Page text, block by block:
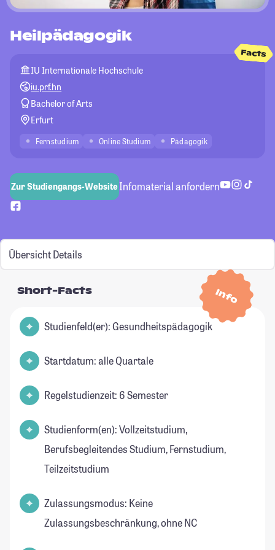
Heilpädagogik
Facts
IU Internationale Hochschule
iu.prf.hn
Bachelor of Arts
Erfurt
Fernstudium Online Studium Pädagogik
Zur Studiengangs-WebsiteInfomaterial anfordern
Übersicht Details
Info
Short-Facts
Studienfeld(er): Gesundheitspädagogik
Startdatum: alle Quartale
Regelstudienzeit: 6 Semester
Studienform(en): Vollzeitstudium,
Berufsbegleitendes Studium, Fernstudium,
Teilzeitstudium
Zulassungsmodus: Keine
Zulassungsbeschränkung, ohne NC